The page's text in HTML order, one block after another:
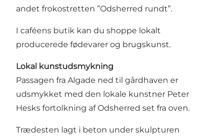
andet frokostretten ”Odsherred rundt”.
I caféens butik kan du shoppe lokalt
producerede fødevarer og brugskunst.
Lokal kunstudsmykning
Passagen fra Algade ned til gårdhaven er
udsmykket med den lokale kunstner Peter
Hesks fortolkning af Odsherred set fra oven.
Trædesten lagt i beton under skulpturen